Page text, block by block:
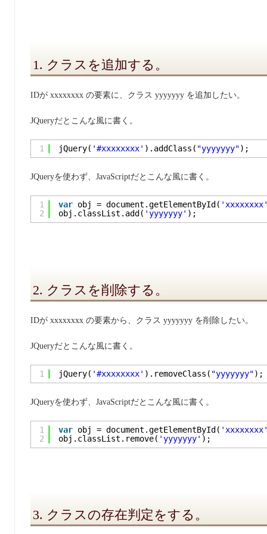
1. クラスを追加する。
IDが xxxxxxxx の要素に、クラス yyyyyyy を追加したい。
JQueryだとこんな風に書く。
1 jQuery( '#xxxxxxxx' ).addClass( "yyyyyyy");
JQueryを使わず、JavaScriptだとこんな風に書く。
1
2
var obj = document.getElementById(
obj.classList.add( 'yyyyyyy' );
2. クラスを削除する。
IDが xxxxxxxx の要素から、クラス yyyyyyy を削除したい。
JQueryだとこんな風に書く。
1 jQuery( '#xxxxxxxx' ).removeClass( "yyyyyyy");
JQueryを使わず、JavaScriptだとこんな風に書く。
1
2
var obj = document.getElementById(
obj.classList.remove( 'yyyyyyy' );
3. クラスの存在判定をする。